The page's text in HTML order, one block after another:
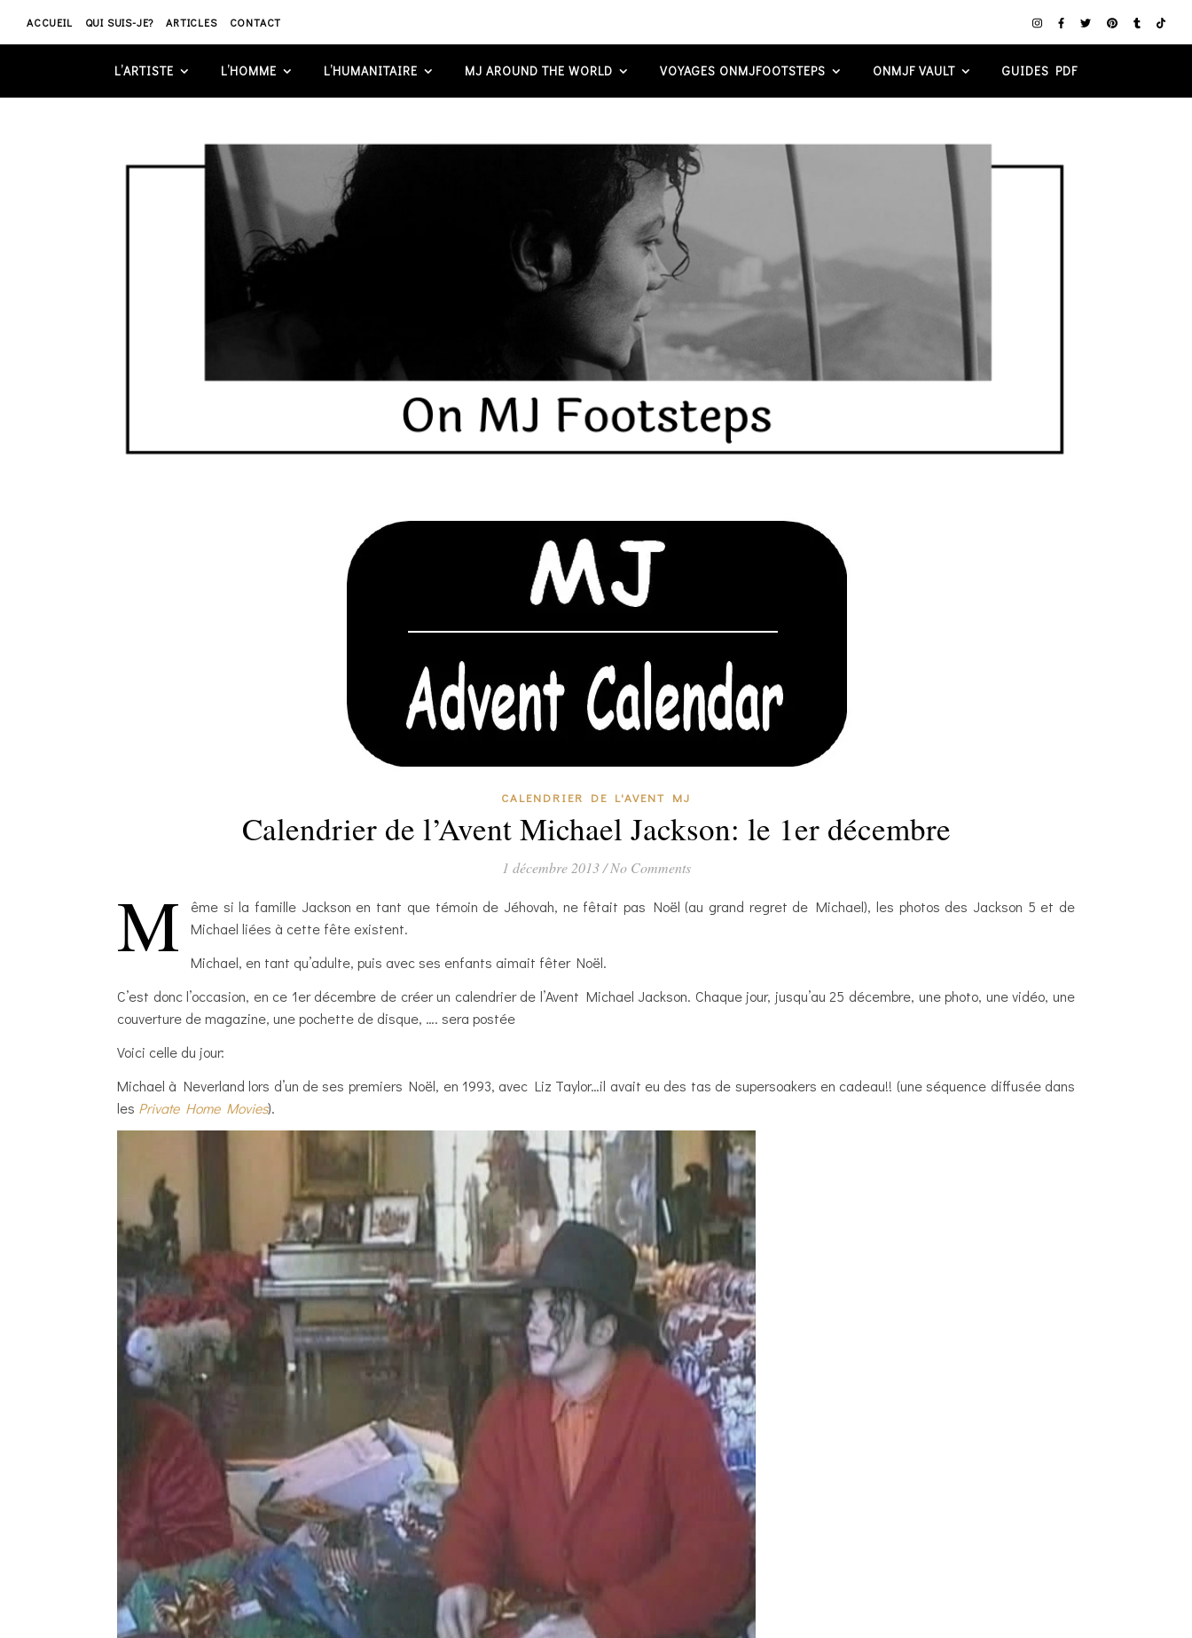
ACCUEIL QUI SUIS-JE? ARTICLES CONTACT
L’ARTISTE L’HOMME L’HUMANITAIRE MJ AROUND THE WORLD VOYAGES ONMJFOOTSTEPS ONMJF VAULT GUIDES PDF
CALENDRIER DE L'AVENT MJ
Calendrier de l’Avent Michael Jackson: le 1er décembre
1 décembre 2013 / No Comments
M
ême si la famille Jackson en tant que témoin de Jéhovah, ne fêtait pas Noël (au grand regret de Michael), les photos des Jackson 5 et de
Michael liées à cette fête existent.
Michael, en tant qu’adulte, puis avec ses enfants aimait fêter Noël.
C’est donc l’occasion, en ce 1er décembre de créer un calendrier de l’Avent Michael Jackson. Chaque jour, jusqu’au 25 décembre, une photo, une vidéo, une
couverture de magazine, une pochette de disque, …. sera postée
Voici celle du jour:
Michael à Neverland lors d’un de ses premiers Noël, en 1993, avec Liz Taylor…il avait eu des tas de supersoakers en cadeau!! (une séquence diffusée dans
les Private Home Movies).